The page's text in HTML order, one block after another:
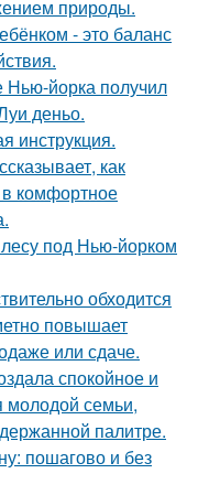
природы.
- это баланс
Нью-йорка получил
деньо.
инструкция.
как
комфортное
под Нью-йорком
обходится
повышает
или сдаче.
спокойное и
молодой семьи,
палитре.
пошагово и без